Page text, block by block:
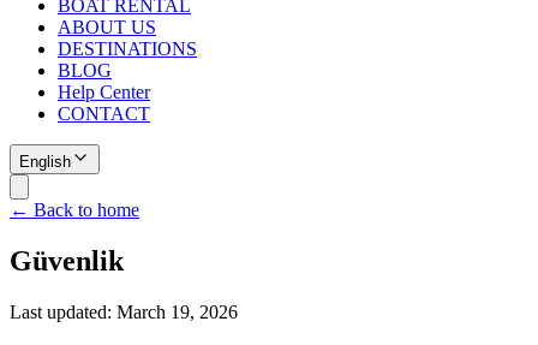
BOAT RENTAL
ABOUT US
DESTINATIONS
BLOG
Help Center
CONTACT
English
← Back to home
Güvenlik
Last updated: March 19, 2026